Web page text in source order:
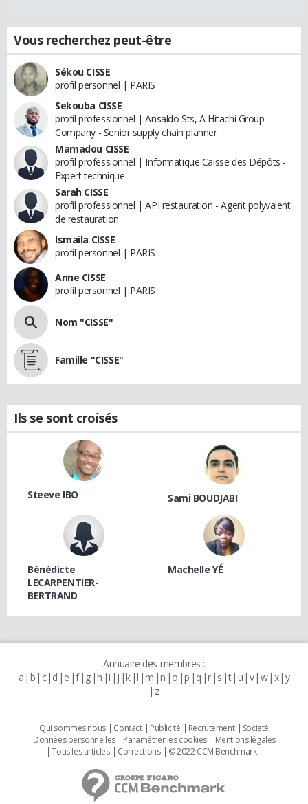
Vous recherchez peut-être
Sékou CISSE
profil personnel | PARIS
Sekouba CISSE
profil professionnel | Ansaldo Sts, A Hitachi Group
Company - Senior supply chain planner
Mamadou CISSE
profil professionnel | Informatique Caisse des Dépôts -
Expert technique
Sarah CISSE
profil professionnel | API restauration - Agent polyvalent
de restauration
Ismaila CISSE
profil personnel | PARIS
Anne CISSE
profil personnel | PARIS
Nom "CISSE"
Famille "CISSE"
Ils se sont croisés
Steeve IBO Sami BOUDJABI
Bénédicte
LECARPENTIER-
BERTRAND
Machelle YÉ
Annuaire des membres :
a b c d e f g h i j k l m n o p q r s t u v w x y
z
Qui sommes nous Contact Publicité Recrutement
Societé
Données personnelles
Paramétrer les cookies
Mentions légales
Tous les articles
Corrections © 2022 CCM Benchmark